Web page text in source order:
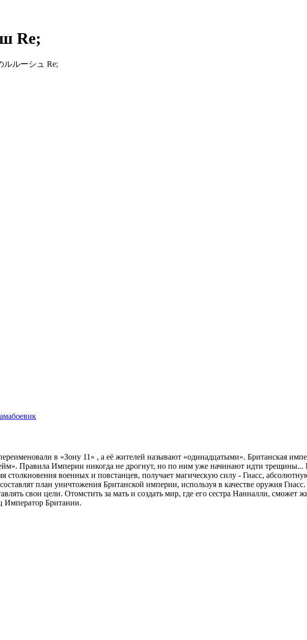
Re;
ルルーシュ Re;
боевик
в «Зону 11» , а её жителей называют «одинадцатыми». Британская
Правила Империи никогда не дрогнут, но по ним уже начинают идти трещины...
военных и повстанцев, получает магическую силу - Гиасс,
план уничтожения Британской империи, используя в качестве оружия
свои цели. Отомстить за мать и создать мир, где его сестра Нанналли, сможет
Император Британии.